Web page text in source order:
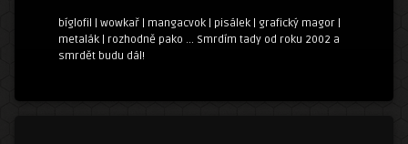
bíglofil | wowkař | mangacvok | pisálek | grafický magor |
metalák | rozhodně pako ... Smrdím tady od roku 2002 a
smrdět budu dál!